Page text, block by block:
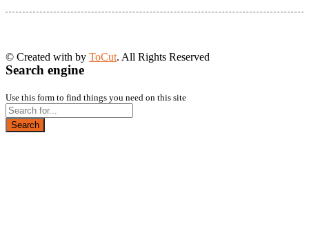
© Created with by ToCut. All Rights Reserved
Search engine
Use this form to find things you need on this site
Search